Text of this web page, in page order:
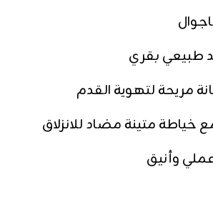
طبيعي بقري
مريحة لتهوية القدم
خياطة متينة مضاد للانزلاق
وأنيق